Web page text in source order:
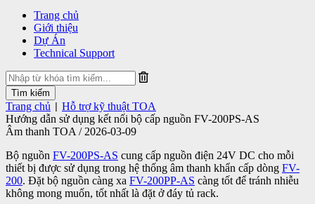
Trang chủ
Giới thiệu
Dự Án
Technical Support
Trang chủ
Hỗ trợ kỹ thuật TOA
Hướng dẫn sử dụng kết nối bộ cấp nguồn FV-200PS-AS
Âm thanh TOA / 2026-03-09
Bộ nguồn FV-200PS-AS cung cấp nguồn điện 24V DC cho mỗi
thiết bị được sử dụng trong hệ thống âm thanh khẩn cấp dòng FV-
200. Đặt bộ nguồn càng xa FV-200PP-AS càng tốt để tránh nhiễu
không mong muốn, tốt nhất là đặt ở đáy tủ rack.